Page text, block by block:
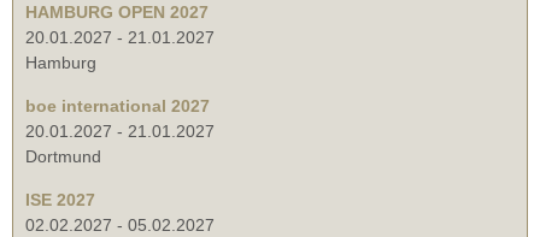
HAMBURG OPEN 2027
20.01.2027 - 21.01.2027
Hamburg
boe international 2027
20.01.2027 - 21.01.2027
Dortmund
ISE 2027
02.02.2027 - 05.02.2027